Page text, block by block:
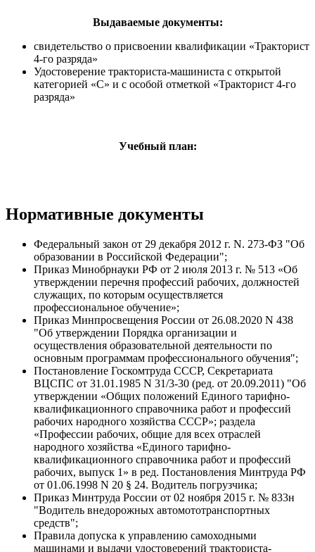
Выдаваемые документы:
свидетельство о присвоении квалификации «Тракторист
4-го разряда»
Удостоверение тракториста-машиниста с открытой
категорией «С» и с особой отметкой «Тракторист 4-го
разряда»
Учебный план:
Нормативные документы
Федеральный закон от 29 декабря 2012 г. N. 273-ФЗ "Об
образовании в Российской Федерации";
Приказ Минобрнауки РФ от 2 июля 2013 г. № 513 «Об
утверждении перечня профессий рабочих, должностей
служащих, по которым осуществляется
профессиональное обучение»;
Приказ Минпросвещения России от 26.08.2020 N 438
"Об утверждении Порядка организации и
осуществления образовательной деятельности по
основным программам профессионального обучения";
Постановление Госкомтруда СССР, Секретариата
ВЦСПС от 31.01.1985 N 31/3-30 (ред. от 20.09.2011) "Об
утверждении «Общих положений Единого тарифно-
квалификационного справочника работ и профессий
рабочих народного хозяйства СССР»; раздела
«Профессии рабочих, общие для всех отраслей
народного хозяйства «Единого тарифно-
квалификационного справочника работ и профессий
рабочих, выпуск 1» в ред. Постановления Минтруда РФ
от 01.06.1998 N 20 § 24. Водитель погрузчика;
Приказ Минтруда России от 02 ноября 2015 г. № 833н
"Водитель внедорожных автомототранспортных
средств";
Правила допуска к управлению самоходными
машинами и выдачи удостоверений тракториста-